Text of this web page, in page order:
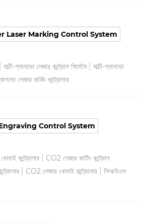
Laser Marking Control System
মাল্টি-গ্যালভো লেজার কন্ট্রোল সিস্টেম| মাল্টি-গ্যালভো
লেজার মার্কিং কন্ট্রোলার
Control System
কন্ট্রোলার
CO2 লেজার কাটিং কন্ট্রোল
CO2 লেজার খোদাই কন্ট্রোলার
সিআইএস